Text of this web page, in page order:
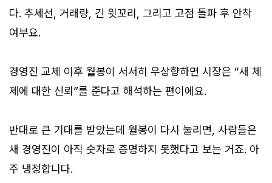
다. 추세선, 거래량, 긴 윗꼬리, 그리고 고점 돌파 후 안착
여부요.
경영진 교체 이후 월봉이 서서히 우상향하면 시장은 “새 체
제에 대한 신뢰”를 준다고 해석하는 편이에요.
반대로 큰 기대를 받았는데 월봉이 다시 눌리면, 사람들은
새 경영진이 아직 숫자로 증명하지 못했다고 보는 거죠. 아
주 냉정합니다.